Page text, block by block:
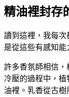
精油裡封存
讀到這裡，我每
是從這些有感知能
許多香氛師相信
冷壓的過程中，
油裡。乳香從古